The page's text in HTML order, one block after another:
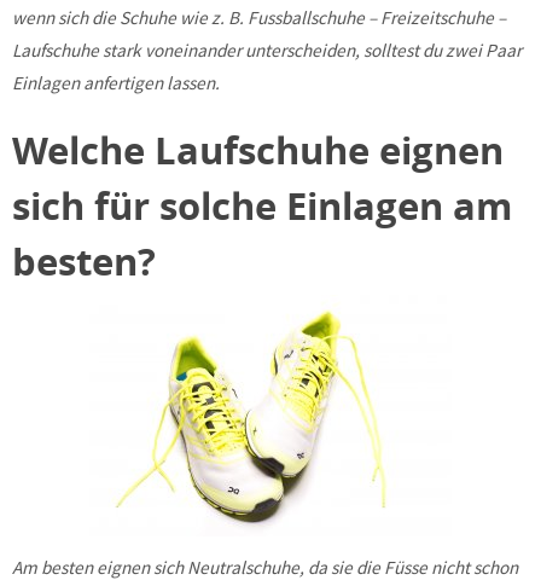
wenn sich die Schuhe wie z. B. Fussballschuhe – Freizeitschuhe –
Laufschuhe stark voneinander unterscheiden, solltest du zwei Paar
Einlagen anfertigen lassen.
Welche Laufschuhe eignen
sich für solche Einlagen am
besten?
Am besten eignen sich Neutralschuhe, da sie die Füsse nicht schon